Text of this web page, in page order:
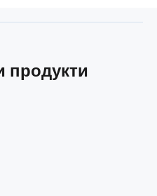
продукти